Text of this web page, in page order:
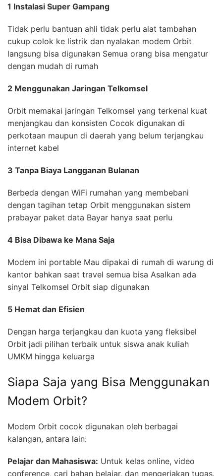
1 Instalasi Super Gampang
Tidak perlu bantuan ahli tidak perlu alat tambahan
cukup colok ke listrik dan nyalakan modem Orbit
langsung bisa digunakan Semua orang bisa mengatur
dengan mudah di rumah
2 Menggunakan Jaringan Telkomsel
Orbit memakai jaringan Telkomsel yang terkenal kuat
menjangkau dan konsisten Cocok digunakan di
perkotaan maupun di daerah yang belum terjangkau
internet kabel
3 Tanpa Biaya Langganan Bulanan
Berbeda dengan WiFi rumahan yang membebani
dengan tagihan tetap Orbit menggunakan sistem
prabayar paket data Bayar hanya saat perlu
4 Bisa Dibawa ke Mana Saja
Modem ini portable Mau dipakai di rumah di warung di
kantor bahkan saat travel semua bisa Asalkan ada
sinyal Telkomsel Orbit siap digunakan
5 Hemat dan Efisien
Dengan harga terjangkau dan kuota yang fleksibel
Orbit jadi pilihan terbaik untuk siswa anak kuliah
UMKM hingga keluarga
Siapa Saja yang Bisa Menggunakan
Modem Orbit?
Modem Orbit cocok digunakan oleh berbagai
kalangan, antara lain:
Pelajar dan Mahasiswa: Untuk kelas online, video
conference, cari bahan belajar, dan mengerjakan tugas.